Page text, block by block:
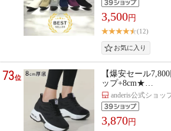
3,500円
(12)
73位
【爆安セール
ップ+8cm★…
anderis公式ショッ
3,870円